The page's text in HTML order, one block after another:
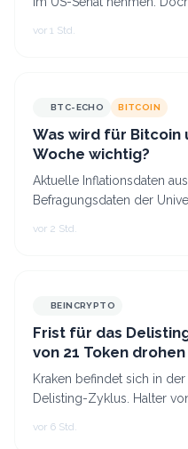
vor 1 Std.
BTC-ECHO BITCOIN
Was wird für Bitcoin
Woche wichtig?
Aktuelle Inflationsdaten
Befragungsdaten der
vor 2 Std.
BEINCRYPTO
Frist für das
von 21 Token
Auszahlungen
Kraken befindet sich in
Delisting-Zyklus. Halter
vor 6 Std.